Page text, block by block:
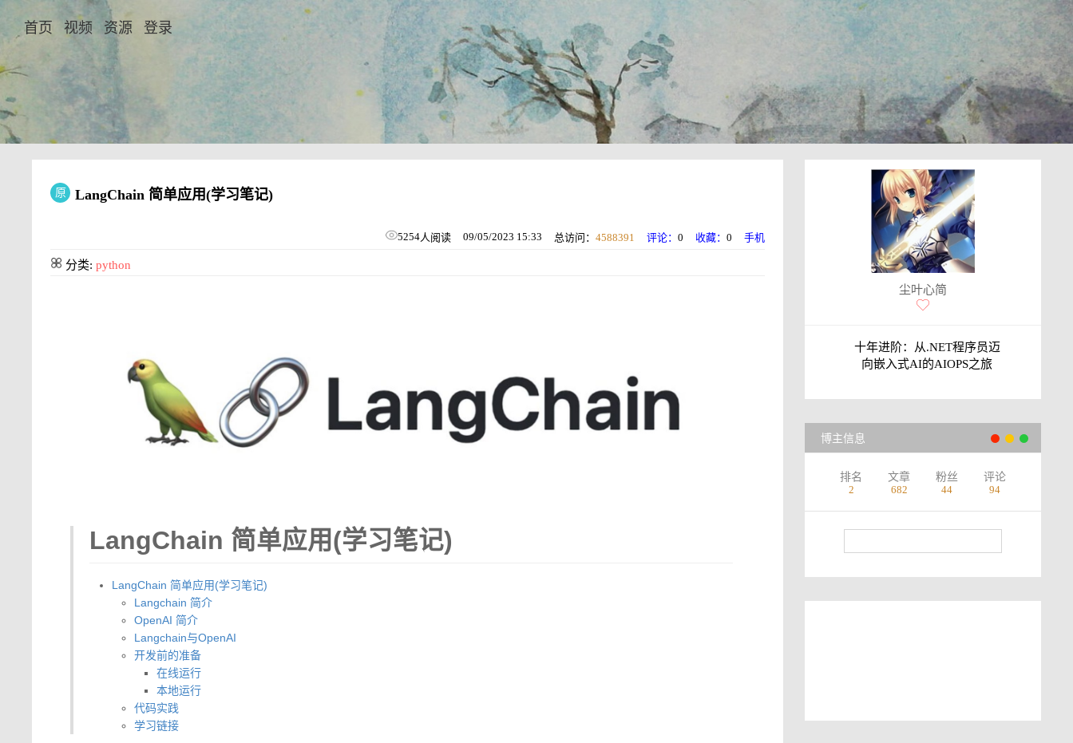
首页 视频 资源 登录
原 LangChain 简单应用(学习笔记)
5254人阅读 09/05/2023 15:33 总访问：4588391 评论：0 收藏：0 手机
分类: python
LangChain 简单应用(学习笔记)
LangChain 简单应用(学习笔记)
Langchain 简介
OpenAI 简介
Langchain与OpenAI
开发前的准备
在线运行
本地运行
代码实践
学习链接
尘叶心简
十年进阶：从.NET程序员迈
向嵌入式AI的AIOPS之旅
博主信息
排名
2
文章
682
粉丝
44
评论
94